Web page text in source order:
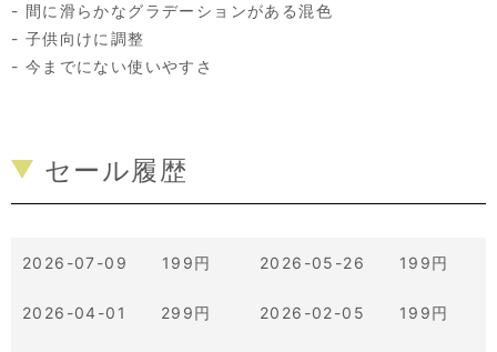
- 間に滑らかなグラデーションがある混色
- 子供向けに調整
- 今までにない使いやすさ
セール履歴
2026-07-09 199円 2026-05-26 199円
2026-04-01 299円 2026-02-05 199円